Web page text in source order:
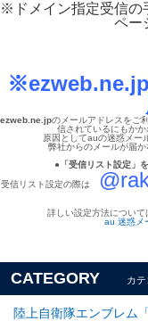
※ドメイン指定受信の
ペー
※
ezweb.ne.jpのメールアドレスをご
信されているにもかか
原因としてauの迷惑メー
弊社からのメールが届
●「受信リスト設定」
受信リスト設定の際は
詳しい設定方法について
au 迷惑メ
CATEGORY カ
陸上自衛隊エンブレム